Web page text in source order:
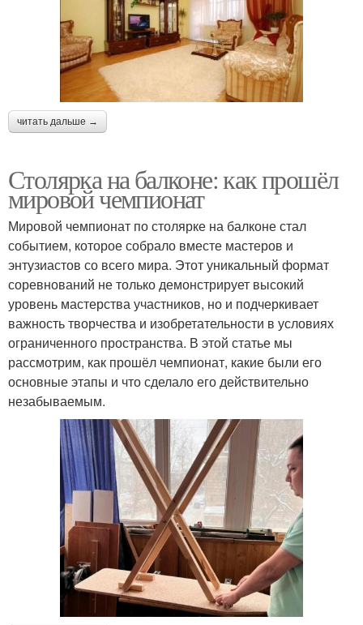
читать дальше →
Столярка на балконе: как прошёл
мировой чемпионат
Мировой чемпионат по столярке на балконе стал
событием, которое собрало вместе мастеров и
энтузиастов со всего мира. Этот уникальный формат
соревнований не только демонстрирует высокий
уровень мастерства участников, но и подчеркивает
важность творчества и изобретательности в условиях
ограниченного пространства. В этой статье мы
рассмотрим, как прошёл чемпионат, какие были его
основные этапы и что сделало его действительно
незабываемым.